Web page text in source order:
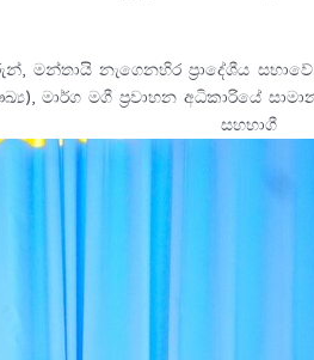
මන්තායි නැගෙනහිර ප්‍රාදේශීය
මාර්ග මගී ප්‍රවාහන අධිකාරියේ